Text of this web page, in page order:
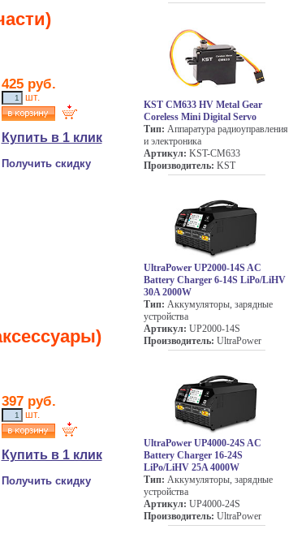
425 руб.
шт.
Купить в 1 клик
Получить скидку
397 руб.
шт.
Купить в 1 клик
Получить скидку
KST CM633 HV Metal Gear
Coreless Mini Digital Servo
Тип: Аппаратура радиоуправления
и электроника
Артикул: KST-CM633
Производитель: KST
UltraPower UP2000-14S AC
Battery Charger 6-14S LiPo/LiHV
30A 2000W
Тип: Аккумуляторы, зарядные
устройства
Артикул: UP2000-14S
Производитель: UltraPower
UltraPower UP4000-24S AC
Battery Charger 16-24S
LiPo/LiHV 25A 4000W
Тип: Аккумуляторы, зарядные
устройства
Артикул: UP4000-24S
Производитель: UltraPower